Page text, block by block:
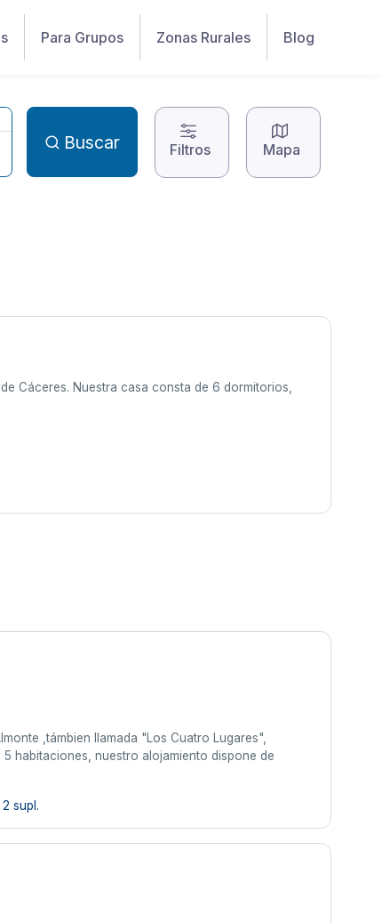
Para Grupos Zonas Rurales Blog
Buscar Filtros Mapa
Cáceres. Nuestra casa consta de 6 dormitorios,
,támbien llamada "Los Cuatro Lugares",
habitaciones, nuestro alojamiento dispone de
2 supl.